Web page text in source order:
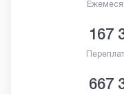
167
667